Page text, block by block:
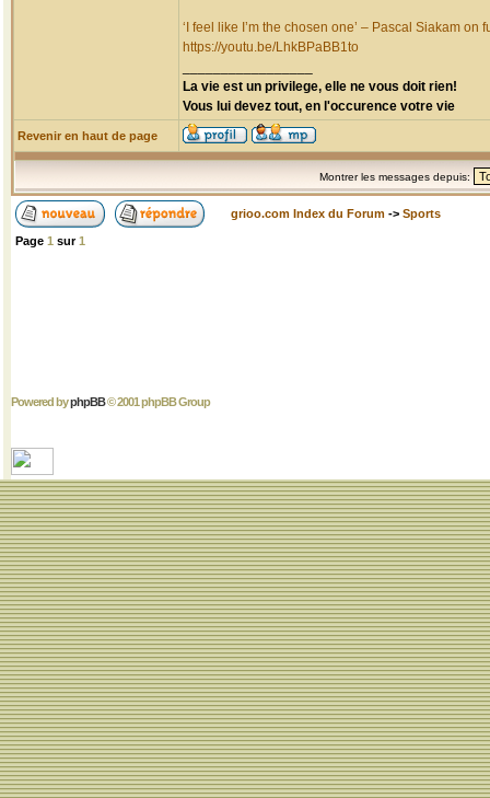
‘I feel like I’m the chosen one’ – Pascal Siakam on
https://youtu.be/LhkBPaBB1to
La vie est un privilege, elle ne vous doit rien!
Vous lui devez tout, en l'occurence votre vie
Revenir en haut de page
Montrer les messages depuis:
grioo.com Index du Forum -> Sports
Page 1 sur1
Powered byphpBB© 2001 phpBB Group